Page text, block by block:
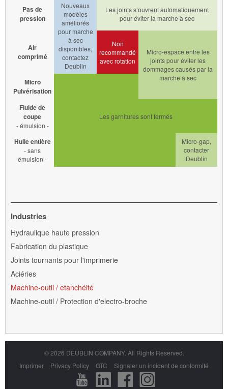
Pas de
pression
Nouveaux
modèles
améliorés
pour marche
à sec
disponibles,
contactez
Deublin
Les joints s’ouvrent automatiquement
pour éviter la marche à sec
Air
comprimé
Non
recommandé
avec rotation
Micro-espace entre les
joints pour éviter les
dommages causés par la
marche à sec
Micro
Pulvérisation
Fluide de
coupe
- émulsion -
Les garnitures sont fermés
Huile entière
- sans
émulsion -
Micro-gap,
contacter
Deublin
Industries
Aller
au
contenu
Hydraulique haute pression
Fabrication du plastique
Joints tournants pour l'imprimerie
Aciéries
Machine-outil / etanchéité
Machine-outil / Protection d'electro-broche
© 2026 DEUBLIN COMPANY. All Rights Reserved.
Aller
Imprimer Privacy Policy GTC Signaler un incident de conformité